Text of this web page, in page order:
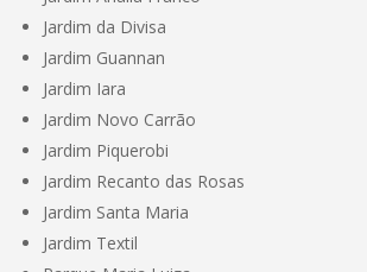
Jardim da Divisa
Jardim Guannan
Jardim Iara
Jardim Novo Carrão
Jardim Piquerobi
Jardim Recanto das Rosas
Jardim Santa Maria
Jardim Textil